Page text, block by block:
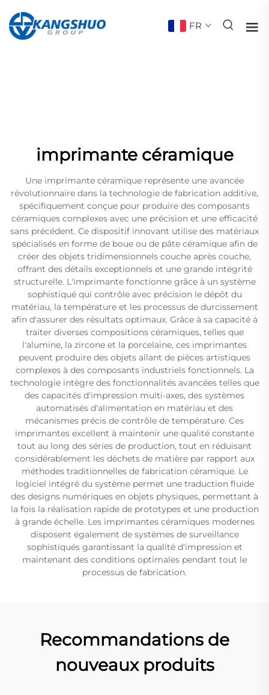
FR
imprimante céramique
Une imprimante céramique représente une avancée
révolutionnaire dans la technologie de fabrication additive,
spécifiquement conçue pour produire des composants
céramiques complexes avec une précision et une efficacité
sans précédent. Ce dispositif innovant utilise des matériaux
spécialisés en forme de boue ou de pâte céramique afin de
créer des objets tridimensionnels couche après couche,
offrant des détails exceptionnels et une grande intégrité
structurelle. L'imprimante fonctionne grâce à un système
sophistiqué qui contrôle avec précision le dépôt du
matériau, la température et les processus de durcissement
afin d'assurer des résultats optimaux. Grâce à sa capacité à
traiter diverses compositions céramiques, telles que
l'alumine, la zircone et la porcelaine, ces imprimantes
peuvent produire des objets allant de pièces artistiques
complexes à des composants industriels fonctionnels. La
technologie intègre des fonctionnalités avancées telles que
des capacités d'impression multi-axes, des systèmes
automatisés d'alimentation en matériau et des
mécanismes précis de contrôle de température. Ces
imprimantes excellent à maintenir une qualité constante
tout au long des séries de production, tout en réduisant
considérablement les déchets de matière par rapport aux
méthodes traditionnelles de fabrication céramique. Le
logiciel intégré du système permet une traduction fluide
des designs numériques en objets physiques, permettant à
la fois la réalisation rapide de prototypes et une production
à grande échelle. Les imprimantes céramiques modernes
disposent également de systèmes de surveillance
sophistiqués garantissant la qualité d'impression et
maintenant des conditions optimales pendant tout le
processus de fabrication.
Recommandations de
nouveaux produits